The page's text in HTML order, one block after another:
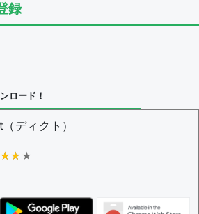
を持つユーザー -
査する
査する
票権限を持つユーザー -
を持つユーザー -
票権限を持つユーザー -
票数 -
録
ロード！
ディクト）